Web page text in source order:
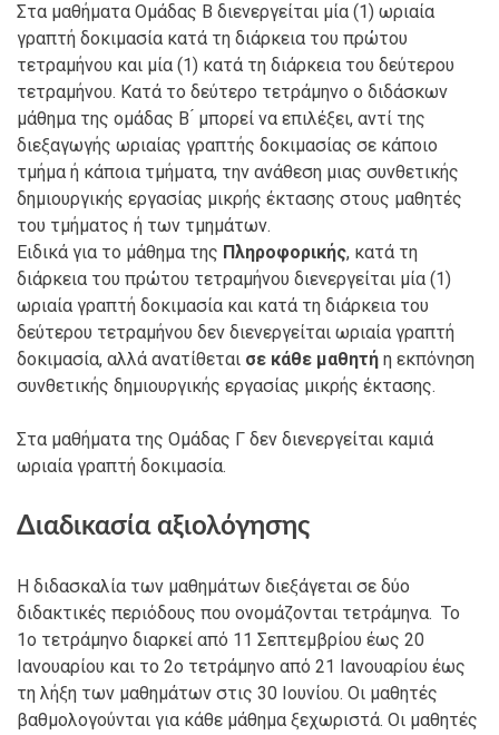
Στα μαθήματα Ομάδας Β διενεργείται μία (1) ωριαία
γραπτή δοκιμασία κατά τη διάρκεια του πρώτου
τετραμήνου και μία (1) κατά τη διάρκεια του δεύτερου
τετραμήνου. Κατά το δεύτερο τετράμηνο ο διδάσκων
μάθημα της ομάδας Β ́ μπορεί να επιλέξει, αντί της
διεξαγωγής ωριαίας γραπτής δοκιμασίας σε κάποιο
τμήμα ή κάποια τμήματα, την ανάθεση μιας συνθετικής
δημιουργικής εργασίας μικρής έκτασης στους μαθητές
του τμήματος ή των τμημάτων.
Ειδικά για το μάθημα της Πληροφορικής, κατά τη
διάρκεια του πρώτου τετραμήνου διενεργείται μία (1)
ωριαία γραπτή δοκιμασία και κατά τη διάρκεια του
δεύτερου τετραμήνου δεν διενεργείται ωριαία γραπτή
δοκιμασία, αλλά ανατίθεται σε κάθε μαθητή η εκπόνηση
συνθετικής δημιουργικής εργασίας μικρής έκτασης.
Στα μαθήματα της Ομάδας Γ δεν διενεργείται καμιά
ωριαία γραπτή δοκιμασία.
Διαδικασία αξιολόγησης
Η διδασκαλία των μαθημάτων διεξάγεται σε δύο
διδακτικές περιόδους που ονομάζονται τετράμηνα. Το
1ο τετράμηνο διαρκεί από 11 Σεπτεμβρίου έως 20
Ιανουαρίου και το 2ο τετράμηνο από 21 Ιανουαρίου έως
τη λήξη των μαθημάτων στις 30 Ιουνίου. Οι μαθητές
βαθμολογούνται για κάθε μάθημα ξεχωριστά. Οι μαθητές